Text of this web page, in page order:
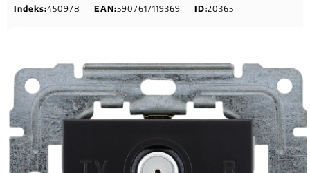
Indeks:450978 EAN:5907617119369 ID:20365